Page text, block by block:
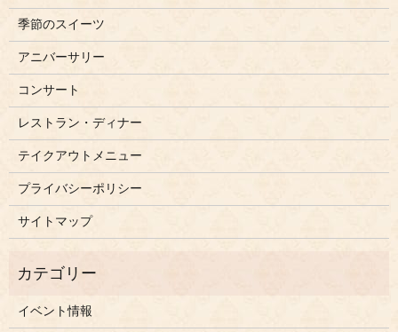
季節のスイーツ
アニバーサリー
コンサート
レストラン・ディナー
テイクアウトメニュー
プライバシーポリシー
サイトマップ
イベント情報